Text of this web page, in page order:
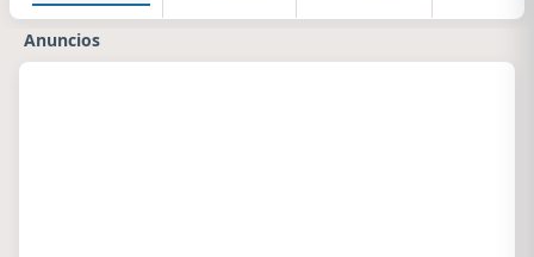
Anuncios